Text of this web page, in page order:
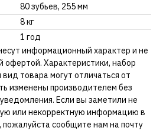
80 зубьев, 255 мм
8 кг
1 год
информационный характер и не
офертой. Характеристики, набор
товара могут отличаться от
изменены производителем без
Если вы заметили не
или некорректную информацию в
пожалуйста сообщите нам на почту